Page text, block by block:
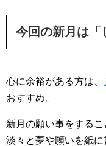
今回の新月は「
心に余裕がある方は、
おすすめ。
新月の願い事をするこ
淡々と夢や願いを紙に